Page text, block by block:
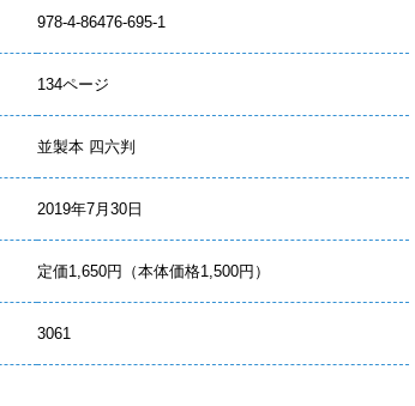
978-4-86476-695-1
134ページ
並製本 四六判
2019年7月30日
定価1,650円（本体価格1,500円）
3061